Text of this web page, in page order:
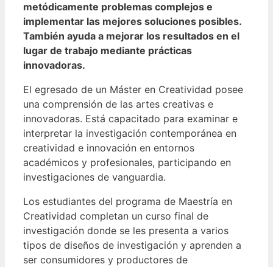
metódicamente problemas complejos e
implementar las mejores soluciones posibles.
También ayuda a mejorar los resultados en el
lugar de trabajo mediante prácticas
innovadoras.
El egresado de un Máster en Creatividad posee
una comprensión de las artes creativas e
innovadoras. Está capacitado para examinar e
interpretar la investigación contemporánea en
creatividad e innovación en entornos
académicos y profesionales, participando en
investigaciones de vanguardia.
Los estudiantes del programa de Maestría en
Creatividad completan un curso final de
investigación donde se les presenta a varios
tipos de diseños de investigación y aprenden a
ser consumidores y productores de